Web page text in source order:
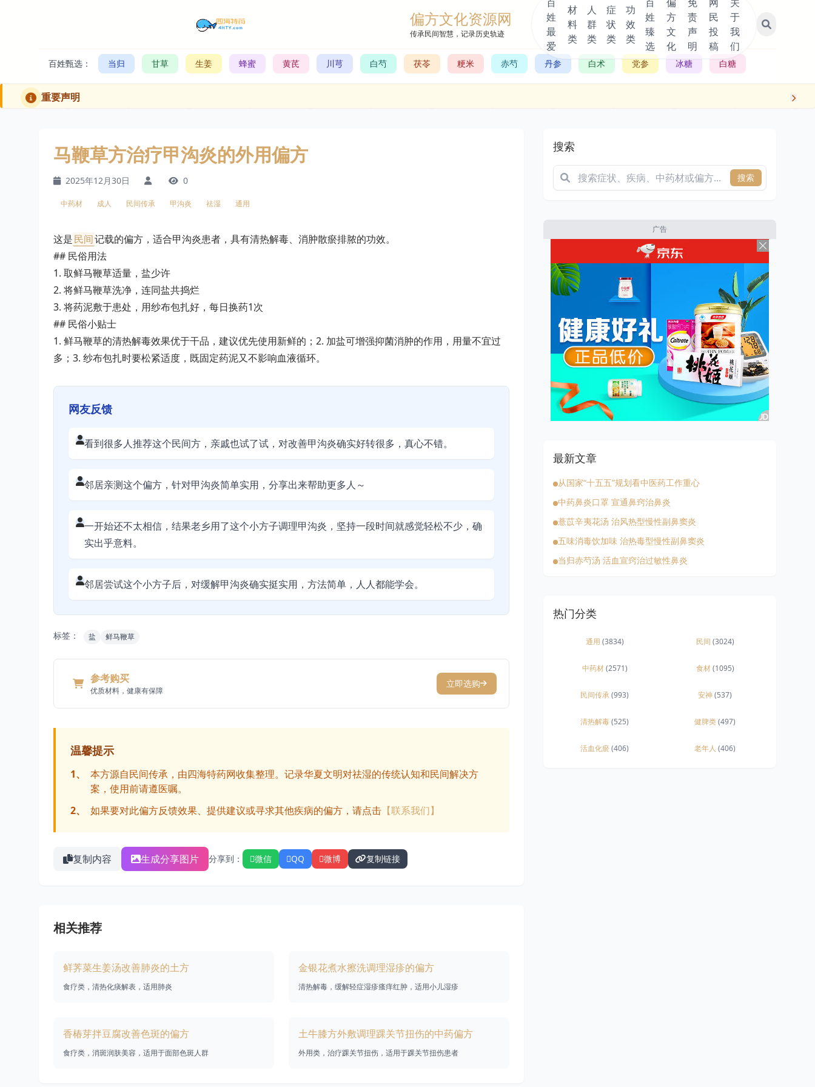
偏方文化资源网
传承民间智慧，记录历史轨迹
姓
最
爱
材
料
类
人
群
类
症
状
类
功
效
类
姓
臻
选
方
文
化
责
声
明
民
投
稿
于
我
们
百姓甄选： 当归 甘草 生姜 蜂蜜 黄芪 川芎 白芍 茯苓 粳米 赤芍 丹参 白术 党参 冰糖 白糖
重要声明
马鞭草方治疗甲沟炎的外用偏方
2025年12月30日 0
中药材 成人 民间传承 甲沟炎 祛湿 通用
这是民间记载的偏方，适合甲沟炎患者，具有清热解毒、消肿散瘀排脓的功效。
## 民俗用法
1. 取鲜马鞭草适量，盐少许
2. 将鲜马鞭草洗净，连同盐共捣烂
3. 将药泥敷于患处，用纱布包扎好，每日换药1次
## 民俗小贴士
1. 鲜马鞭草的清热解毒效果优于干品，建议优先使用新鲜的；2. 加盐可增强抑菌消肿的作用，用量不宜过
多；3. 纱布包扎时要松紧适度，既固定药泥又不影响血液循环。
网友反馈
看到很多人推荐这个民间方，亲戚也试了试，对改善甲沟炎确实好转很多，真心不错。
邻居亲测这个偏方，针对甲沟炎简单实用，分享出来帮助更多人～
一开始还不太相信，结果老乡用了这个小方子调理甲沟炎，坚持一段时间就感觉轻松不少，确
实出乎意料。
邻居尝试这个小方子后，对缓解甲沟炎确实挺实用，方法简单，人人都能学会。
标签： 盐 鲜马鞭草
参考购买
优质材料，健康有保障
立即选购
温馨提示
1、
本方源自民间传承，由四海特药网收集整理。记录华夏文明对祛湿的传统认知和民间解决方
案，使用前请遵医嘱。
2、
如果要对此偏方反馈效果、提供建议或寻求其他疾病的偏方，请点击 【联系我们】
复制内容 生成分享图片 分享到： 微信 QQ 微博 复制链接
相关推荐
鲜荠菜生姜汤改善肺炎的土方
食疗类，清热化痰解表，适用肺炎
金银花煮水擦洗调理湿疹的偏方
清热解毒，缓解轻症湿疹瘙痒红肿，适用小儿湿疹
香椿芽拌豆腐改善色斑的偏方
食疗类，消斑润肤美容，适用于面部色斑人群
土牛膝方外敷调理踝关节扭伤的中药偏方
外用类，治疗踝关节扭伤，适用于踝关节扭伤患者
搜索
搜索
广告
最新文章
从国家“十五五”规划看中医药工作重心
中药鼻炎口罩 宣通鼻窍治鼻炎
薏苡辛夷花汤 治风热型慢性副鼻窦炎
五味消毒饮加味 治热毒型慢性副鼻窦炎
当归赤芍汤 活血宣窍治过敏性鼻炎
热门分类
通用 (3834) 民间 (3024)
中药材(2571) 食材(1095)
民间传承(993) 安神(537)
清热解毒(525) 健脾类(497)
活血化瘀(406) 老年人 (406)